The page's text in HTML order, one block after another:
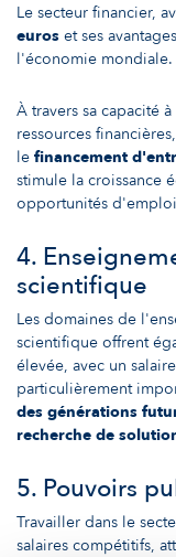
Le secteur financier,
euros et ses
l'économie mondiale.
À travers sa capacité
ressources
le financement
stimule la croissance
opportunités
4.
scientifique
Les domaines de
scientifique offrent
élevée, avec un
particulièrement
des générations
recherche de
5. Pouvoirs
Travailler dans le
salaires compétitifs,